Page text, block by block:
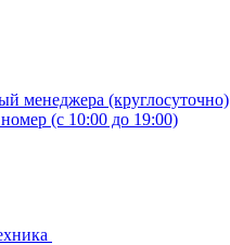
менеджера (круглосуточно)
(с 10:00 до 19:00)